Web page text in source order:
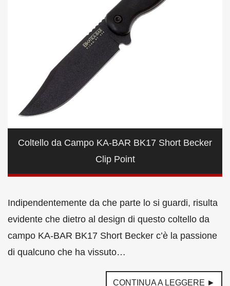
Coltello da Campo KA-BAR BK17 Short Becker
Clip Point
Indipendentemente da che parte lo si guardi, risulta
evidente che dietro al design di questo coltello da
campo KA-BAR BK17 Short Becker c’è la passione
di qualcuno che ha vissuto…
CONTINUA A LEGGERE ►